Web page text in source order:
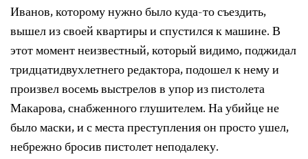
Иванов, которому нужно было куда-то съездить,
вышел из своей квартиры и спустился к машине. В
этот момент неизвестный, который видимо, поджидал
тридцатидвухлетнего редактора, подошел к нему и
произвел восемь выстрелов в упор из пистолета
Макарова, снабженного глушителем. На убийце не
было маски, и с места преступления он просто ушел,
небрежно бросив пистолет неподалеку.